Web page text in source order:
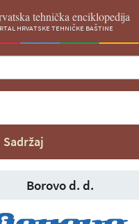
tehnička enciklopedija
hrvatske tehničke baštine
Sadržaj
Borovo d. d.